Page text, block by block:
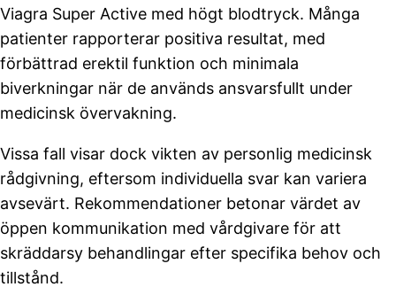
Viagra Super Active med högt blodtryck. Många
patienter rapporterar positiva resultat, med
förbättrad erektil funktion och minimala
biverkningar när de används ansvarsfullt under
medicinsk övervakning.
Vissa fall visar dock vikten av personlig medicinsk
rådgivning, eftersom individuella svar kan variera
avsevärt. Rekommendationer betonar värdet av
öppen kommunikation med vårdgivare för att
skräddarsy behandlingar efter specifika behov och
tillstånd.